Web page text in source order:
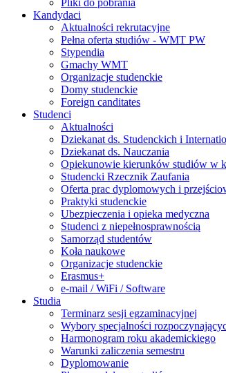
Pliki do pobrania
Kandydaci
Aktualności rekrutacyjne
Pełna oferta studiów - WMT PW
Stypendia
Gmachy WMT
Organizacje studenckie
Domy studenckie
Foreign canditates
Studenci
Aktualności
Dziekanat ds. Studenckich i
Dziekanat ds. Nauczania
Opiekunowie kierunków studiów w
Studencki Rzecznik Zaufania
Oferta prac dyplomowych i
Praktyki studenckie
Ubezpieczenia i opieka medyczna
Studenci z niepełnosprawnością
Samorząd studentów
Koła naukowe
Organizacje studenckie
Erasmus+
e-mail / WiFi / Software
Studia
Terminarz sesji egzaminacyjnej
Wybory specjalności
Harmonogram roku akademickiego
Warunki zaliczenia semestru
Dyplomowanie